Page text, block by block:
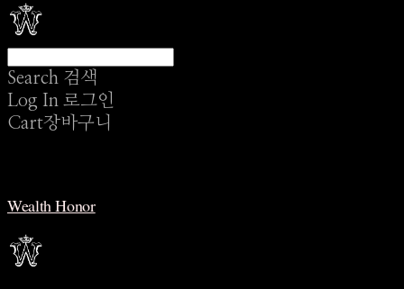
Search 검색
Log In 로그인
Cart장바구니
Wealth Honor